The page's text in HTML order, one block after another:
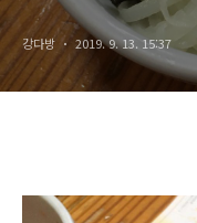
강다방 2019. 9. 13. 15:37